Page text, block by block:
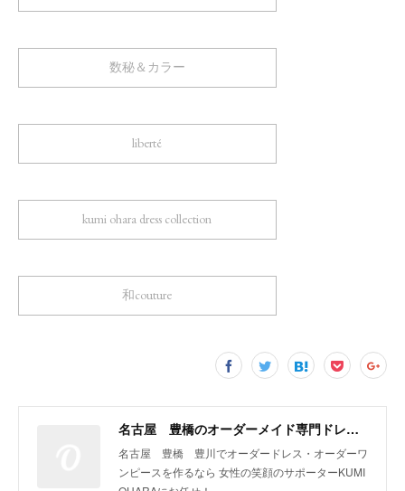
数秘＆カラー
liberté
kumi ohara dress collection
和couture
名古屋 豊橋のオーダーメイド専門ドレスデザイナー KUMI OHARA
名古屋 豊橋 豊川でオーダードレス・オーダーワ
ンピースを作るなら 女性の笑顔のサポーターKUMI